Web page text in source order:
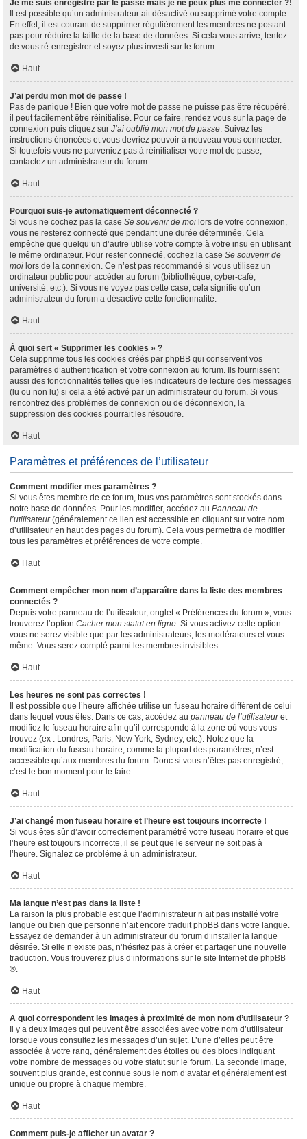
Je me suis enregistré par le passé mais je ne peux plus me connecter ?!
Il est possible qu’un administrateur ait désactivé ou supprimé votre compte.
En effet, il est courant de supprimer régulièrement les membres ne postant
pas pour réduire la taille de la base de données. Si cela vous arrive, tentez
de vous ré-enregistrer et soyez plus investi sur le forum.
Haut
J’ai perdu mon mot de passe !
Pas de panique ! Bien que votre mot de passe ne puisse pas être récupéré,
il peut facilement être réinitialisé. Pour ce faire, rendez vous sur la page de
connexion puis cliquez sur J’ai oublié mon mot de passe. Suivez les
instructions énoncées et vous devriez pouvoir à nouveau vous connecter.
Si toutefois vous ne parveniez pas à réinitialiser votre mot de passe,
contactez un administrateur du forum.
Haut
Pourquoi suis-je automatiquement déconnecté ?
Si vous ne cochez pas la case Se souvenir de moi lors de votre connexion,
vous ne resterez connecté que pendant une durée déterminée. Cela
empêche que quelqu’un d’autre utilise votre compte à votre insu en utilisant
le même ordinateur. Pour rester connecté, cochez la case Se souvenir de
moi lors de la connexion. Ce n’est pas recommandé si vous utilisez un
ordinateur public pour accéder au forum (bibliothèque, cyber-café,
université, etc.). Si vous ne voyez pas cette case, cela signifie qu’un
administrateur du forum a désactivé cette fonctionnalité.
Haut
À quoi sert « Supprimer les cookies » ?
Cela supprime tous les cookies créés par phpBB qui conservent vos
paramètres d’authentification et votre connexion au forum. Ils fournissent
aussi des fonctionnalités telles que les indicateurs de lecture des messages
(lu ou non lu) si cela a été activé par un administrateur du forum. Si vous
rencontrez des problèmes de connexion ou de déconnexion, la
suppression des cookies pourrait les résoudre.
Haut
Paramètres et préférences de l’utilisateur
Comment modifier mes paramètres ?
Si vous êtes membre de ce forum, tous vos paramètres sont stockés dans
notre base de données. Pour les modifier, accédez au Panneau de
l’utilisateur(généralement ce lien est accessible en cliquant sur votre nom
d’utilisateur en haut des pages du forum). Cela vous permettra de modifier
tous les paramètres et préférences de votre compte.
Haut
Comment empêcher mon nom d’apparaître dans la liste des membres
connectés ?
Depuis votre panneau de l’utilisateur, onglet « Préférences du forum », vous
trouverez l’option Cacher mon statut en ligne. Si vous activez cette option
vous ne serez visible que par les administrateurs, les modérateurs et vous-
même. Vous serez compté parmi les membres invisibles.
Haut
Les heures ne sont pas correctes !
Il est possible que l’heure affichée utilise un fuseau horaire différent de celui
dans lequel vous êtes. Dans ce cas, accédez au panneau de l’utilisateuret
modifiez le fuseau horaire afin qu’il corresponde à la zone où vous vous
trouvez (ex : Londres, Paris, New York, Sydney, etc.). Notez que la
modification du fuseau horaire, comme la plupart des paramètres, n’est
accessible qu’aux membres du forum. Donc si vous n’êtes pas enregistré,
c’est le bon moment pour le faire.
Haut
J’ai changé mon fuseau horaire et l’heure est toujours incorrecte !
Si vous êtes sûr d’avoir correctement paramétré votre fuseau horaire et que
l’heure est toujours incorrecte, il se peut que le serveur ne soit pas à
l’heure. Signalez ce problème à un administrateur.
Haut
Ma langue n’est pas dans la liste !
La raison la plus probable est que l’administrateur n’ait pas installé votre
langue ou bien que personne n’ait encore traduit phpBB dans votre langue.
Essayez de demander à un administrateur du forum d’installer la langue
désirée. Si elle n’existe pas, n’hésitez pas à créer et partager une nouvelle
traduction. Vous trouverez plus d’informations sur le site Internet de phpBB
®.
Haut
A quoi correspondent les images à proximité de mon nom d’utilisateur ?
Il y a deux images qui peuvent être associées avec votre nom d’utilisateur
lorsque vous consultez les messages d’un sujet. L’une d’elles peut être
associée à votre rang, généralement des étoiles ou des blocs indiquant
votre nombre de messages ou votre statut sur le forum. La seconde image,
souvent plus grande, est connue sous le nom d’avatar et généralement est
unique ou propre à chaque membre.
Haut
Comment puis-je afficher un avatar ?